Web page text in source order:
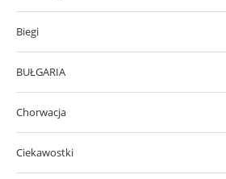
Biegi
BUŁGARIA
Chorwacja
Ciekawostki